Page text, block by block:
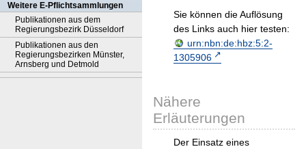
Weitere E-Pflichtsammlungen
Publikationen aus dem
Regierungsbezirk Düsseldorf
Publikationen aus den
Regierungsbezirken Münster,
Arnsberg und Detmold
Sie können die Auflösung
des Links auch hier testen:
urn:nbn:de:hbz:5:2-
1305906
Nähere
Erläuterungen
Der Einsatz eines